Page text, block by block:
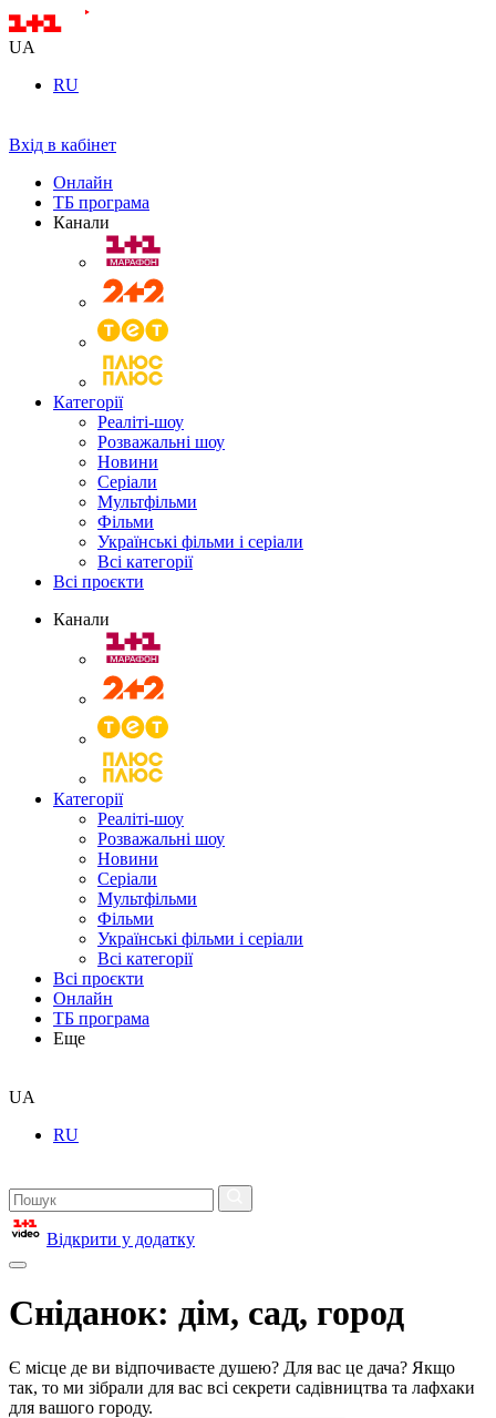
UA
RU
Вхід в кабінет
Онлайн
ТБ програма
Канали
Категорії
Реаліті-шоу
Розважальні шоу
Новини
Серіали
Мультфільми
Фільми
Українські фільми і серіали
Всі категорії
Всі проєкти
Канали
Категорії
Реаліті-шоу
Розважальні шоу
Новини
Серіали
Мультфільми
Фільми
Українські фільми і серіали
Всі категорії
Всі проєкти
Онлайн
ТБ програма
Еще
UA
RU
Відкрити у додатку
Сніданок: дім, сад, город
Є місце де ви відпочиваєте душею? Для вас це дача? Якщо
так, то ми зібрали для вас всі секрети садівництва та лафхаки
для вашого городу.